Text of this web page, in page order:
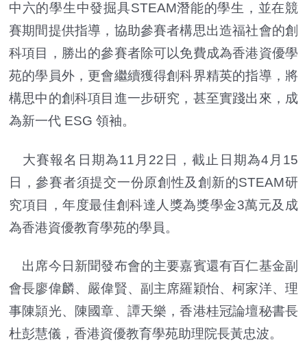
中六的學生中發掘具STEAM潛能的學生，並在競
賽期間提供指導，協助參賽者構思出造福社會的創
科項目，勝出的參賽者除可以免費成為香港資優學
苑的學員外，更會繼續獲得創科界精英的指導，將
構思中的創科項目進一步研究，甚至實踐出來，成
為新一代 ESG 領袖。
大賽報名日期為11月22日，截止日期為4月15
日，參賽者須提交一份原創性及創新的STEAM研
究項目，年度最佳創科達人獎為獎學金3萬元及成
為香港資優教育學苑的學員。
出席今日新聞發布會的主要嘉賓還有百仁基金副
會長廖偉麟、嚴偉賢、副主席羅穎怡、柯家洋、理
事陳頴光、陳國章、譚天樂，香港桂冠論壇秘書長
杜彭慧儀，香港資優教育學苑助理院長黃忠波。